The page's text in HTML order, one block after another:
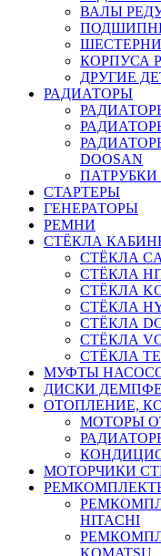
ВАЛЫ
КОРПУСА
ДРУГИЕ
РАДИАТОРЫ
DOOSAN
ПАТРУБКИ
СТАРТЕРЫ
ГЕНЕРАТОРЫ
РЕМНИ
СТЁКЛА
СТЁКЛА
СТЁКЛА
СТЁКЛА
СТЁКЛА
СТЁКЛА
СТЁКЛА
СТЁКЛА
МУФТЫ
ДИСКИ
ОТОПЛЕНИЕ,
МОТОРЫ
МОТОРЧИКИ
HITACHI
KOMATSU